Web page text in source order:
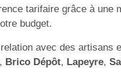
tarifaire grâce à une
budget.
avec des artisans
, Brico Dépôt, Lapeyre,